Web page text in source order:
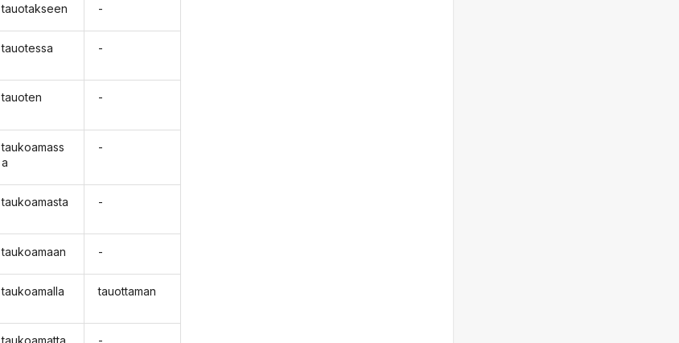
tauotakseen
tauotessa
tauoten
taukoamass
a
taukoamasta
taukoamaan
taukoamalla
-
-
-
-
-
-
tauottaman